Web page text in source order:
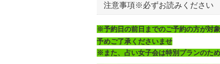
注意事項※必ずお読みください
※予約日の前日までのご予約の方が対
予めご了承くださいませ
※また、占い女子会は特別プランのた